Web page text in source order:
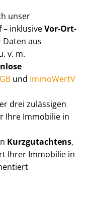
unser
inklusiveVor-Ort-
aus
v. m.
und ImmoWertV
drei zulässigen
Ihre Immobilie in
Kurzgutachtens,
Ihrer Immobilie in